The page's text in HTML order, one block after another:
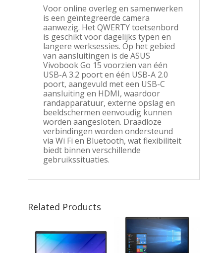
Voor online overleg en samenwerken
is een geïntegreerde camera
aanwezig. Het QWERTY toetsenbord
is geschikt voor dagelijks typen en
langere werksessies. Op het gebied
van aansluitingen is de ASUS
Vivobook Go 15 voorzien van één
USB-A 3.2 poort en één USB-A 2.0
poort, aangevuld met een USB-C
aansluiting en HDMI, waardoor
randapparatuur, externe opslag en
beeldschermen eenvoudig kunnen
worden aangesloten. Draadloze
verbindingen worden ondersteund
via Wi Fi en Bluetooth, wat flexibiliteit
biedt binnen verschillende
gebruikssituaties.
Related Products